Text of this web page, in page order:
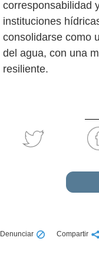
corresponsabilidad
instituciones
consolidarse como
del agua, con una
resiliente.
Denunciar Compartir